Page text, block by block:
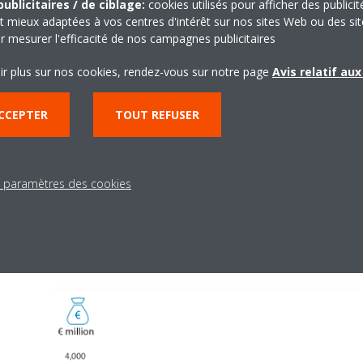
N.V. en
/ de ciblage: cookies utilisés pour afficher des
mieux adaptées à vos centres d'intérêt sur nos sites Web ou des
mesurer l'efficacité de nos campagnes publicitaires
plus sur nos cookies, rendez-vous sur notre page Avis relatif
TOUT REFUSER
paramètres des cookies